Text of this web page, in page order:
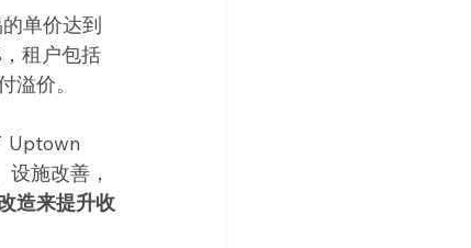
单价达到
租户包括
溢价。
Uptown
施改善，
造来提升收